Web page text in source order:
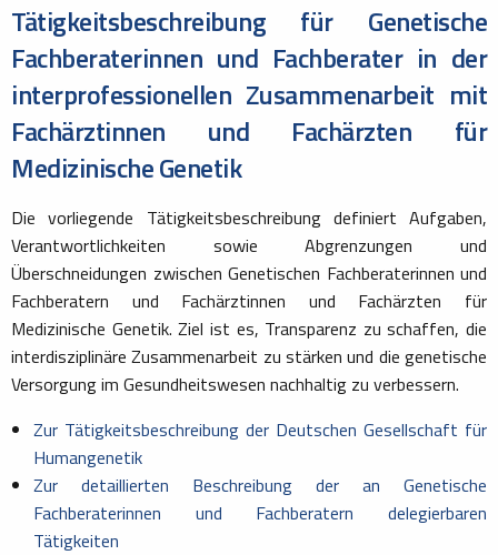
Tätigkeitsbeschreibung für Genetische
Fachberaterinnen und Fachberater in der
interprofessionellen Zusammenarbeit mit
Fachärztinnen und Fachärzten für
Medizinische Genetik
Die vorliegende Tätigkeitsbeschreibung definiert Aufgaben,
Verantwortlichkeiten sowie Abgrenzungen und
Überschneidungen zwischen Genetischen Fachberaterinnen und
Fachberatern und Fachärztinnen und Fachärzten für
Medizinische Genetik. Ziel ist es, Transparenz zu schaffen, die
interdisziplinäre Zusammenarbeit zu stärken und die genetische
Versorgung im Gesundheitswesen nachhaltig zu verbessern.
Zur Tätigkeitsbeschreibung der Deutschen Gesellschaft für
Humangenetik
Zur detaillierten Beschreibung der an Genetische
Fachberaterinnen und Fachberatern delegierbaren
Tätigkeiten